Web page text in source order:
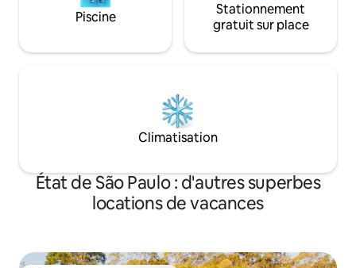
Piscine
Stationnement
gratuit sur place
Climatisation
État de São Paulo : d'autres superbes
locations de vacances